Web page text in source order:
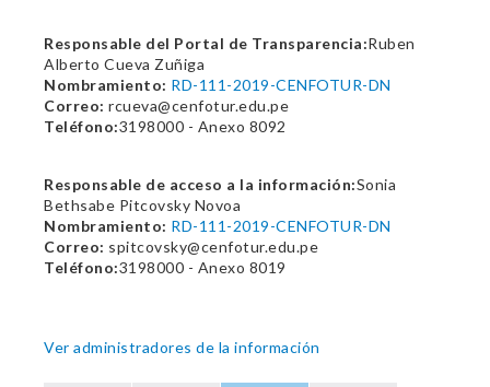
Responsable del Portal de Transparencia:Ruben
Alberto Cueva Zuñiga
Nombramiento: RD-111-2019-CENFOTUR-DN
Correo: rcueva@cenfotur.edu.pe
Teléfono:3198000 - Anexo 8092
Responsable de acceso a la información:Sonia
Bethsabe Pitcovsky Novoa
Nombramiento: RD-111-2019-CENFOTUR-DN
Correo: spitcovsky@cenfotur.edu.pe
Teléfono:3198000 - Anexo 8019
Ver administradores de la información